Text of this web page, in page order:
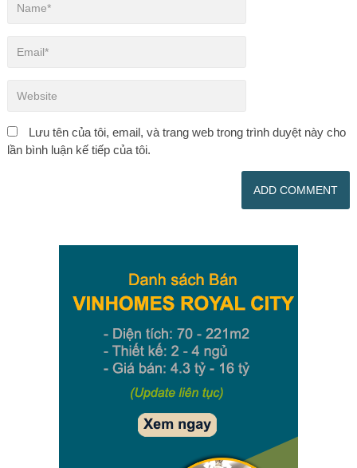
Lưu tên của tôi, email, và trang web trong trình duyệt này cho
lần bình luận kế tiếp của tôi.